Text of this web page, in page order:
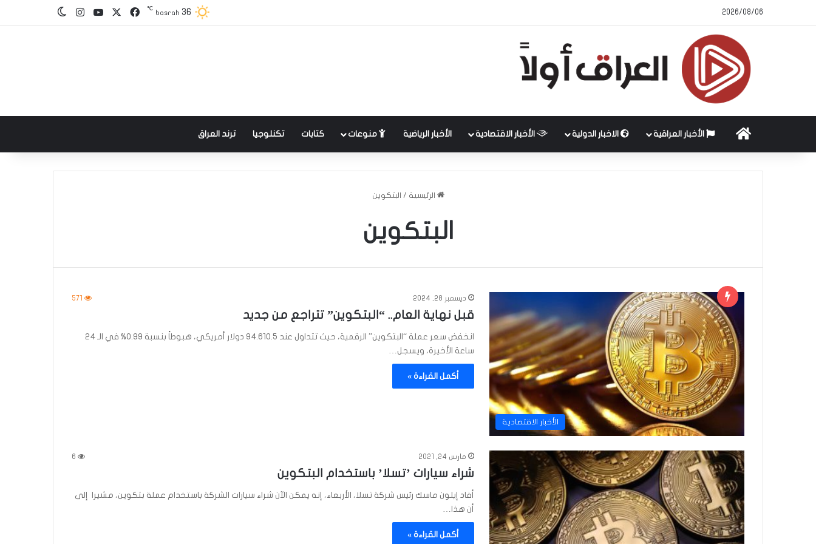
2026/08/06
basrah 36
℃ فيسبوك‫YouTube
انستقرامالوضع المظلم
الرئيسية الأخبار العراقية الاخبار الدولية الأخبار الاقتصادية الأخبار الرياضية منوعات كتابات تكنلوجيا ترند العراق
الرئيسية / البتكوين
البتكوين
الأخبار الاقتصادية
ديسمبر 28, 2024 571
قبل نهاية العام.. “البتكوين” تتراجع من جديد
انخفض سعر عملة “البتكوين” الرقمية، حيث تتداول عند 94.610.5 دولار أمريكي، هبوطاً بنسبة 0.99% في الـ 24
ساعة الأخيرة، ويسجل…
أكمل القراءة »
مارس 24, 2021 6
شراء سيارات ’تسلا’ باستخدام البتكوين
أفاد إيلون ماسك رئيس شركة تسلا، الأربعاء، إنه يمكن الآن شراء سيارات الشركة باستخدام عملة بتكوين، مشيرا إلى
أن هذا…
أكمل القراءة »